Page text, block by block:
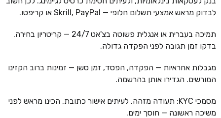
לבדוק מראש אמצעי תשלום חלופי — Skrill, PayPal או קריפטו.
תמיכה בעברית או אנגלית פשוטה בצ'אט 24/7 — קריטריון בחירה.
בדקו זמן תגובה לפני הפקדה גדולה.
מגבלות אחראיות — הפקדה, הפסד, זמן סשן — זמינות ברוב הקזינו
המורשים. הגדירו אותן בהרשמה.
מסמכי KYC: תעודה מזהה, לעיתים אישור כתובת. הכינו מראש לפני
משיכה ראשונה — חוסך ימים.